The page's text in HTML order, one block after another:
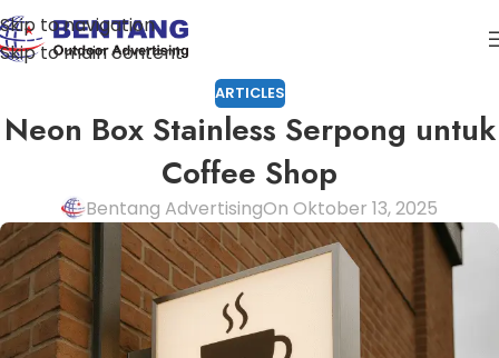
Skip to navigation
Skip to main content
ARTICLES
Neon Box Stainless Serpong untuk
Coffee Shop
Bentang AdvertisingOn Oktober 13, 2025